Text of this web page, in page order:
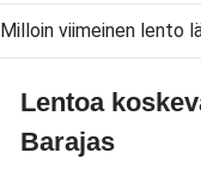
Milloin viimeinen lento
Lentoa
Barajas